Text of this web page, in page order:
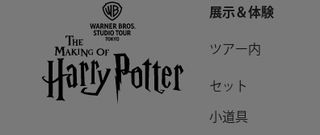
展示＆体験
ツアー内
セット
小道具